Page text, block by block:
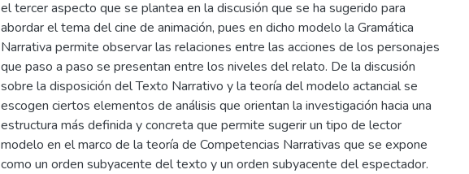
el tercer aspecto que se plantea en la discusión que se ha sugerido para
abordar el tema del cine de animación, pues en dicho modelo la Gramática
Narrativa permite observar las relaciones entre las acciones de los personajes
que paso a paso se presentan entre los niveles del relato. De la discusión
sobre la disposición del Texto Narrativo y la teoría del modelo actancial se
escogen ciertos elementos de análisis que orientan la investigación hacia una
estructura más definida y concreta que permite sugerir un tipo de lector
modelo en el marco de la teoría de Competencias Narrativas que se expone
como un orden subyacente del texto y un orden subyacente del espectador.